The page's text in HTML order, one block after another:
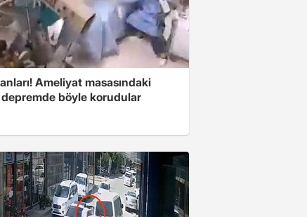
Ameliyat masasındaki
depremde böyle korudular